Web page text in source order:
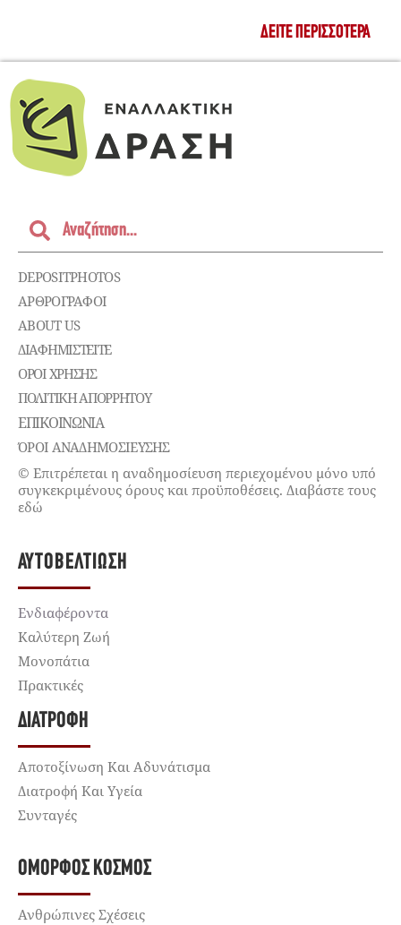
ΔΕΊΤΕ ΠΕΡΙΣΣΌΤΕΡΑ
DEPOSITPHOTOS
ΑΡΘΡΟΓΡΑΦΟΙ
ABOUT US
ΔΙΑΦΗΜΙΣΤΕΊΤΕ
ΌΡΟΙ ΧΡΉΣΗΣ
ΠΟΛΙΤΙΚΉ ΑΠΟΡΡΉΤΟΥ
ΕΠΙΚΟΙΝΩΝΊΑ
ΌΡΟΙ ΑΝΑΔΗΜΟΣΙΕΥΣΗΣ
© Επιτρέπεται η αναδημοσίευση περιεχομένου μόνο υπό
συγκεκριμένους όρους και προϋποθέσεις. Διαβάστε τους
εδώ
ΑΥΤΟΒΕΛΤΊΩΣΗ
Ενδιαφέροντα
Καλύτερη Ζωή
Μονοπάτια
Πρακτικές
ΔΙΑΤΡΟΦΉ
Αποτοξίνωση Και Αδυνάτισμα
Διατροφή Και Υγεία
Συνταγές
ΌΜΟΡΦΟΣ ΚΌΣΜΟΣ
Ανθρώπινες Σχέσεις